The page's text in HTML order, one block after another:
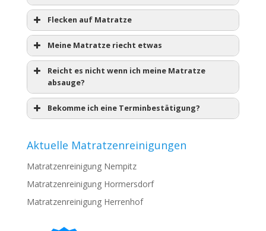
Flecken auf Matratze
Meine Matratze riecht etwas
Reicht es nicht wenn ich meine Matratze
absauge?
Bekomme ich eine Terminbestätigung?
Aktuelle Matratzenreinigungen
Matratzenreinigung Nempitz
Matratzenreinigung Hormersdorf
Matratzenreinigung Herrenhof